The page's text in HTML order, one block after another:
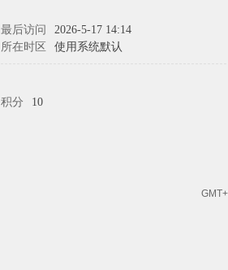
最后访问 2026-5-17 14:14
所在时区 使用系统默认
积分 10